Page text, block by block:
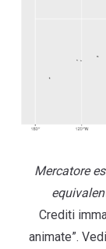
Mercatore
Crediti
animate”.